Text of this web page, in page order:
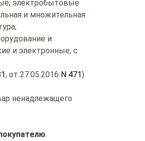
электробытовые
и множительная
и
и электронные, с
, от 27.05.2016 N 471)
ненадлежащего
.